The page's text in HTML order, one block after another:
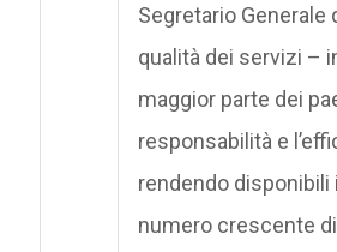
Segretario Generale
qualità dei servizi –
maggior parte dei
responsabilità e
rendendo disponibili
numero crescente